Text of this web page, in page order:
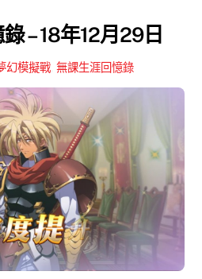
– 18年12月29日
幻模擬戰, 無課生涯回憶錄